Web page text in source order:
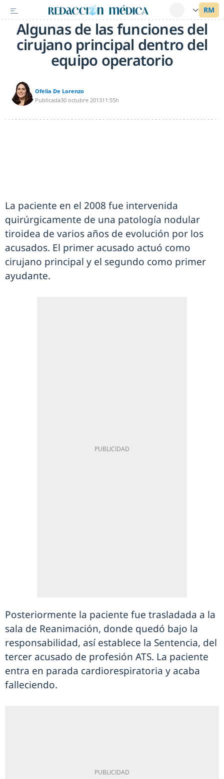
Algunas de las funciones del
cirujano principal dentro del
equipo operatorio
Ofelia De Lorenzo
Publicada30 octubre 201311:55h
La paciente en el 2008 fue intervenida
quirúrgicamente de una patología nodular
tiroidea de varios años de evolución por los
acusados. El primer acusado actuó como
cirujano principal y el segundo como primer
ayudante.
Posteriormente la paciente fue trasladada a la
sala de Reanimación, donde quedó bajo la
responsabilidad, así establece la Sentencia, del
tercer acusado de profesión ATS. La paciente
entra en parada cardiorespiratoria y acaba
falleciendo.